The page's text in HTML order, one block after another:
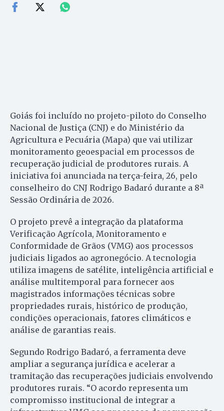
Goiás foi incluído no projeto-piloto do Conselho
Nacional de Justiça (CNJ) e do Ministério da
Agricultura e Pecuária (Mapa) que vai utilizar
monitoramento geoespacial em processos de
recuperação judicial de produtores rurais. A
iniciativa foi anunciada na terça-feira, 26, pelo
conselheiro do CNJ Rodrigo Badaró durante a 8ª
Sessão Ordinária de 2026.
O projeto prevê a integração da plataforma
Verificação Agrícola, Monitoramento e
Conformidade de Grãos (VMG) aos processos
judiciais ligados ao agronegócio. A tecnologia
utiliza imagens de satélite, inteligência artificial e
análise multitemporal para fornecer aos
magistrados informações técnicas sobre
propriedades rurais, histórico de produção,
condições operacionais, fatores climáticos e
análise de garantias reais.
Segundo Rodrigo Badaró, a ferramenta deve
ampliar a segurança jurídica e acelerar a
tramitação das recuperações judiciais envolvendo
produtores rurais. “O acordo representa um
compromisso institucional de integrar a